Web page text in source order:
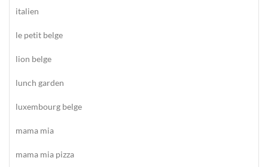
italien
le petit belge
lion belge
lunch garden
luxembourg belge
mama mia
mama mia pizza